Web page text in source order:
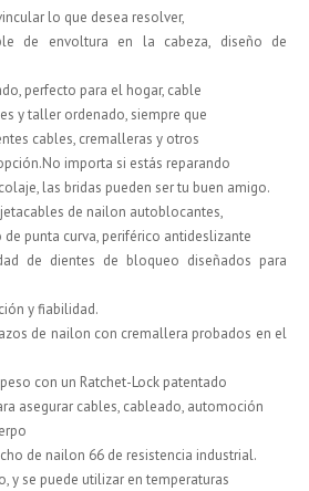
lo que desea resolver,
de envoltura en la cabeza, diseño de
perfecto para el hogar, cable
y taller ordenado, siempre que
cables, cremalleras y otros
importa si estás reparando
las bridas pueden ser tu buen amigo.
de nailon autoblocantes,
punta curva, periférico antideslizante
de dientes de bloqueo diseñados para
y fiabilidad.
de nailon con cremallera probados en el
con un Ratchet-Lock patentado
asegurar cables, cableado, automoción
de nailon 66 de resistencia industrial.
y se puede utilizar en temperaturas